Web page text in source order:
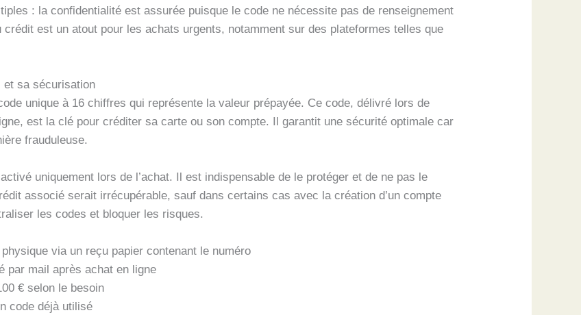
: la confidentialité est assurée puisque le code ne nécessite pas de renseignement
est un atout pour les achats urgents, notamment sur des plateformes telles que
et sa sécurisation
unique à 16 chiffres qui représente la valeur prépayée. Ce code, délivré lors de
est la clé pour créditer sa carte ou son compte. Il garantit une sécurité optimale car
frauduleuse.
uniquement lors de l’achat. Il est indispensable de le protéger et de ne pas le
associé serait irrécupérable, sauf dans certains cas avec la création d’un compte
les codes et bloquer les risques.
via un reçu papier contenant le numéro
par mail après achat en ligne
€ selon le besoin
code déjà utilisé